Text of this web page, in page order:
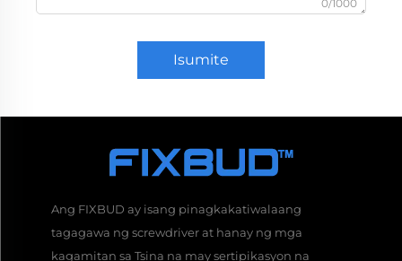
0/1000
Isumite
Ang FIXBUD ay isang pinagkakatiwalaang
tagagawa ng screwdriver at hanay ng mga
kagamitan sa Tsina na may sertipikasyon na